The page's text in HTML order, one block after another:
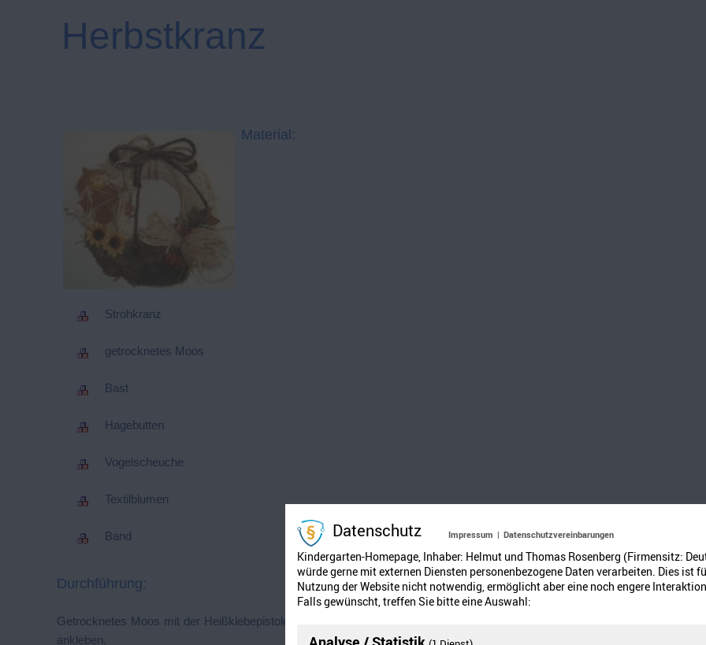
Herbstkranz
Material:
Strohkranz
getrocknetes Moos
Bast
Hagebutten
Vogelscheuche
Textilblumen
Band
Durchführung:
Getrocknetes Moos mit der Heißklebepistole auf dem Strohkranz befestigen und alle anderen Materialien wie auf dem Foto
ankleben.
Datenschutz Impressum | Datenschutzvereinbarungen
Kindergarten-Homepage, Inhaber: Helmut und Thomas Rosenberg (Firmensitz:
würde gerne mit externen Diensten personenbezogene Daten verarbeiten. Dies ist
Nutzung der Website nicht notwendig, ermöglicht aber eine noch engere
Falls gewünscht, treffen Sie bitte eine Auswahl: